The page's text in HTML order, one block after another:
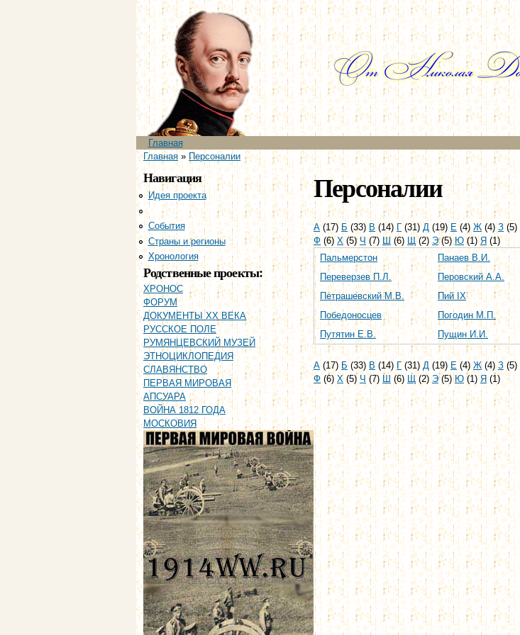
Перейти к
основному
содержанию
Главное меню
Главная
Вы здесь
Главная» Персоналии
Навигация
Идея проекта
Персоналии
События
Страны и регионы
Хронология
Родственные проекты:
ХРОНОС
ФОРУМ
ДОКУМЕНТЫ XX ВЕКА
РУССКОЕ ПОЛЕ
РУМЯНЦЕВСКИЙ МУЗЕЙ
ЭТНОЦИКЛОПЕДИЯ
СЛАВЯНСТВО
ПЕРВАЯ МИРОВАЯ
АПСУАРА
ВОЙНА 1812 ГОДА
МОСКОВИЯ
Персоналии
А(17)Б(33)В(14)Г(31)Д (19)Е (4)Ж(4)З(5)
Ф (6)Х (5)Ч(7) Ш(6) Щ(2)Э(5)Ю (1)Я (1)
Пальмерстон
Панаев В.И.
Переверзев П.Л.
Перовский А.А.
Петрашевский М.В.
Пий IX
Победоносцев
Погодин М.П.
Путятин Е.В.
Пущин И.И.
А(17)Б(33)В(14)Г(31) Д(19) Е(4)Ж (4)З(5)
Ф (6)Х (5)Ч(7)Ш (6) Щ(2)Э(5) Ю(1)Я (1)